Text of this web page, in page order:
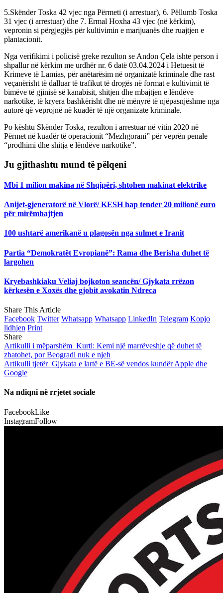
5.Skënder Toska 42 vjec nga Përmeti (i arrestuar), 6. Pëllumb Toska
31 vjec (i arrestuar) dhe 7. Ermal Hoxha 43 vjec (në kërkim),
vepronin si përgjegjës për kultivimin e marijuanës dhe ruajtjen e
plantacionit.
Nga verifikimi i policisë greke rezulton se Andon Çela ishte person i
shpallur në kërkim me urdhër nr. 6 datë 03.04.2024 i Hetuesit të
Krimeve të Lamias, për anëtarësim në organizatë kriminale dhe rast
veçanërisht të dalluar të trafikut të drogës në format e kultivimit të
bimëve të gjinisë së kanabisit, shitjen dhe mbajtjen e lëndëve
narkotike, të kryera bashkërisht dhe në mënyrë të njëpasnjëshme nga
autorë që veprojnë në kuadër të një organizate kriminale.
Po kështu Skënder Toska, rezulton i arrestuar në vitin 2020 në
Përmet në kuadër të operacionit “Mezhgorani” për veprën penale
“prodhimi dhe shitja e lëndëve narkotike”.
Ju gjithashtu mund të pëlqeni
Mbi 1 milion makina në Shqipëri, shtohen makinat elektrike
Anijet-gjeneratorë në Vlorë/ KESH hap tender 20 milionë euro
për mirëmbajtjen
100 ushtarë amerikanë u plagosën nga sulmet e Iranit
Partia “Demokratët Evropianë”: Rama dhe Berisha duhet të
largohen
Kryebashkiaku Veliaj bojkoton seancën/ Gjykata rrëzon
kërkesën e Xoxës dhe gjobit avokatin Ndreca
Share This Article
Facebook Twitter Whatsapp Whatsapp LinkedIn Telegram Kopjo
lidhjen Print
Share
Artikulli i mëparshëm Kurti: Kemi një marrëveshje që duhet të
zbatohet, por Beogradi nuk e njeh
Artikulli tjetër Gjykata e lartë e BE-së vendos kundër Apple dhe
Google
Na ndiqni në rrjetet sociale
FacebookLike
InstagramFollow